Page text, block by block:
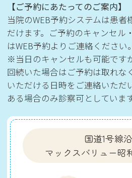
【ご予約にあたってのご案内】
当院のWEB予約システムは患者
だけます。ご予約のキャンセル
はWEB予約よりご連絡ください。
※当日のキャンセルも可能です
回続いた場合はご予約は取れな
いただける日時をご連絡いただ
ある場合のみ診察可としています
国道1号線
マックスバリュー昭